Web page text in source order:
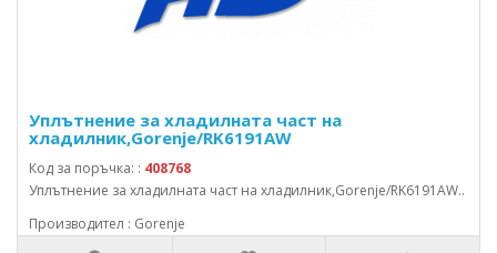
Уплътнение за хладилната част на
хладилник,Gorenje/RK6191AW
Код за поръчка: : 408768
Уплътнение за хладилната част на хладилник,Gorenje/RK6191AW..
Производител : Gorenje